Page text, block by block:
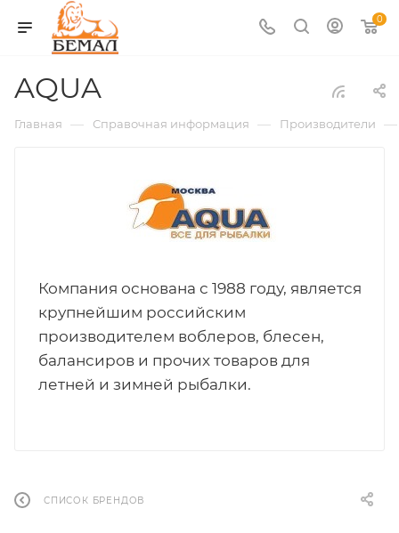
0
AQUA
Главная — Справочная информация — Производители —
Компания основана с 1988 году, является
крупнейшим российским
производителем воблеров, блесен,
балансиров и прочих товаров для
летней и зимней рыбалки.
СПИСОК БРЕНДОВ